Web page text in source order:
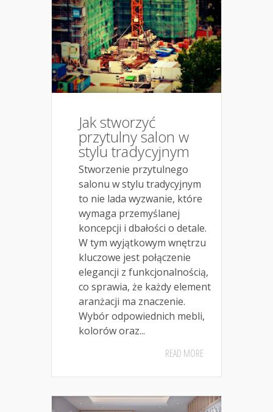
Jak stworzyć
przytulny salon w
stylu tradycyjnym
Stworzenie przytulnego
salonu w stylu tradycyjnym
to nie lada wyzwanie, które
wymaga przemyślanej
koncepcji i dbałości o detale.
W tym wyjątkowym wnętrzu
kluczowe jest połączenie
elegancji z funkcjonalnością,
co sprawia, że każdy element
aranżacji ma znaczenie.
Wybór odpowiednich mebli,
kolorów oraz...
READ MORE